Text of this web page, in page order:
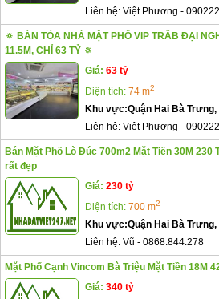
Liên hệ: Việt Phương -
🔅 BÁN TÒA NHÀ MẶT PHỐ VIP TRẦB ĐẠI
11.5M, CHỈ 63 TỶ 🔅
Giá: 63 tỷ
Diện tích: 74 m2
Khu vực:Quận Hai Bà Trưng,
Liên hệ: Việt Phương -
Bán Mặt Phố Lò Đúc 700m2 Mặt Tiền 30M 230
rất đẹp
Giá: 230 tỷ
Diện tích: 700 m2
Khu vực:Quận Hai Bà Trưng,
Liên hệ: Vũ - 0868.844.278
Mặt Phố Cạnh Vincom Bà Triệu Mặt Tiền 18M
Giá: 340 tỷ